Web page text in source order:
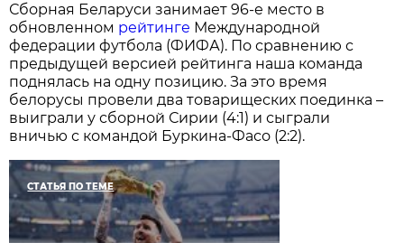
Сборная Беларуси занимает 96-е место в
обновленном рейтинге Международной
федерации футбола (ФИФА). По сравнению с
предыдущей версией рейтинга наша команда
поднялась на одну позицию. За это время
белорусы провели два товарищеских поединка –
выиграли у сборной Сирии (4:1) и сыграли
вничью с командой Буркина-Фасо (2:2).
СТАТЬЯ ПО ТЕМЕ